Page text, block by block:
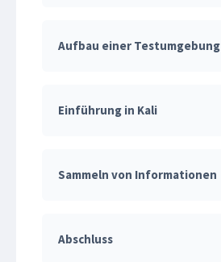
Aufbau einer Testumgebung
Einführung in Kali
Sammeln von Informationen
Abschluss